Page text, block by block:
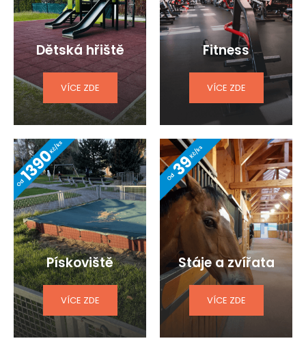
Dětská hřiště
VÍCE ZDE
Fitness
VÍCE ZDE
Pískoviště
VÍCE ZDE
Stáje a zvířata
VÍCE ZDE